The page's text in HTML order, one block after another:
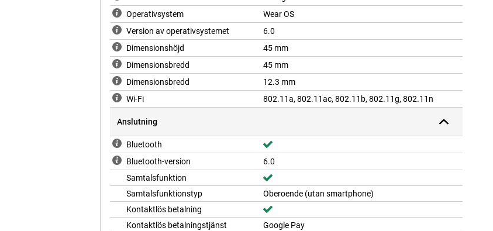
Operativsystem
Wear OS
Version av operativsystemet
6.0
Dimensionshöjd
45 mm
Dimensionsbredd
45 mm
Dimensionsbredd
12.3 mm
Wi-Fi
802.11a, 802.11ac, 802.11b, 802.11g, 802.11n
Anslutning
Bluetooth
Bluetooth-version
6.0
Samtalsfunktion
Samtalsfunktionstyp
Oberoende (utan smartphone)
Kontaktlös betalning
Kontaktlös betalningstjänst
Google Pay